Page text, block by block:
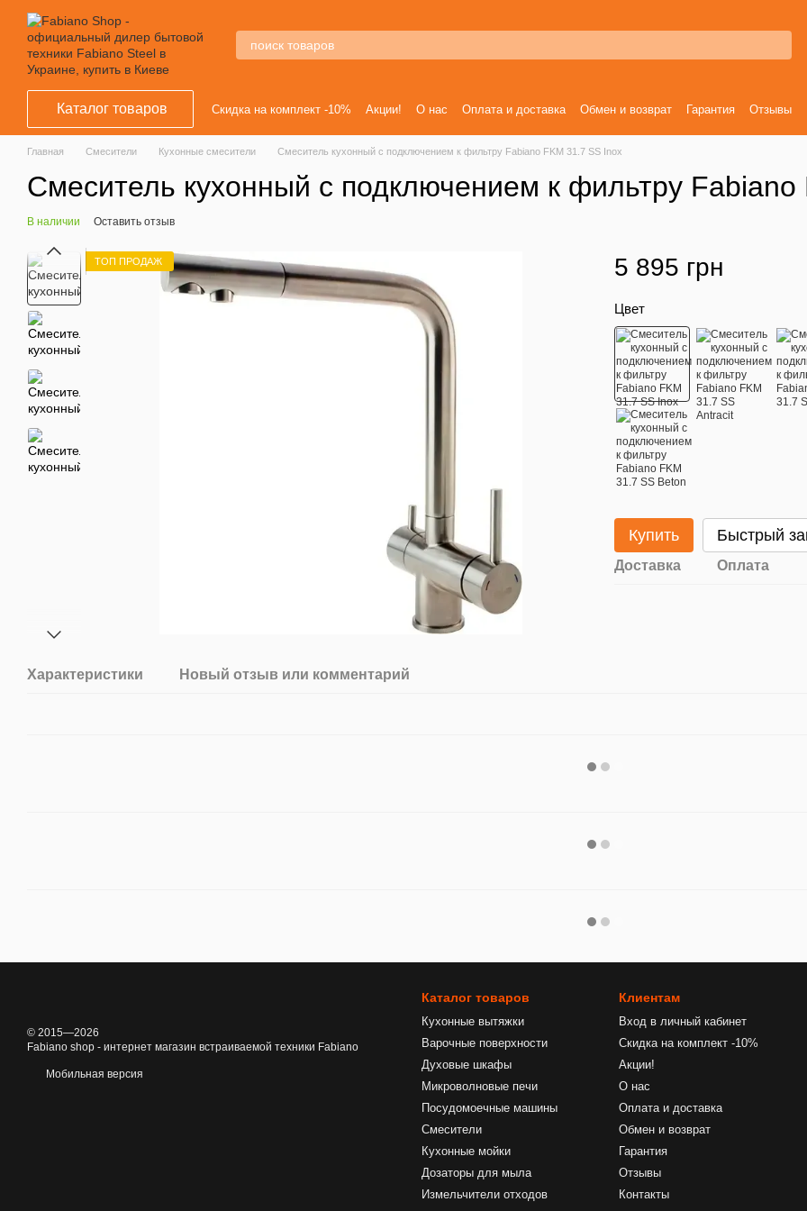
Перейти к основному контенту
Каталог товаров Скидка на комплект -10% Акции! О нас Оплата и доставка Обмен и возврат Гарантия Отзывы
Главная Смесители Кухонные смесители Смеситель кухонный с подключением к фильтру Fabiano FKM 31.7 SS Inox
Смеситель кухонный с подключением к фильтру
В наличии Оставить отзыв
ТОП ПРОДАЖ 5 895 грн
Цвет
Купить Быстрый
Доставка Оплата
Характеристики Новый отзыв или комментарий
© 2015—2026
Fabiano shop - интернет магазин встраиваемой техники Fabiano
Мобильная версия
Каталог товаров
Кухонные вытяжки
Варочные поверхности
Духовые шкафы
Микроволновые печи
Посудомоечные машины
Смесители
Кухонные мойки
Дозаторы для мыла
Измельчители отходов
Клиентам
Вход в личный кабинет
Скидка на комплект -10%
Акции!
О нас
Оплата и доставка
Обмен и возврат
Гарантия
Отзывы
Контакты